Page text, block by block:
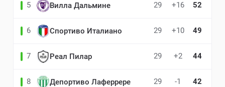
5 Вилла Дальмине 29 +16 52
6 Спортиво Италиано 29 +10 49
7 Реал Пилар 29 +2 44
8 Депортиво Лаферрере 29 -1 42